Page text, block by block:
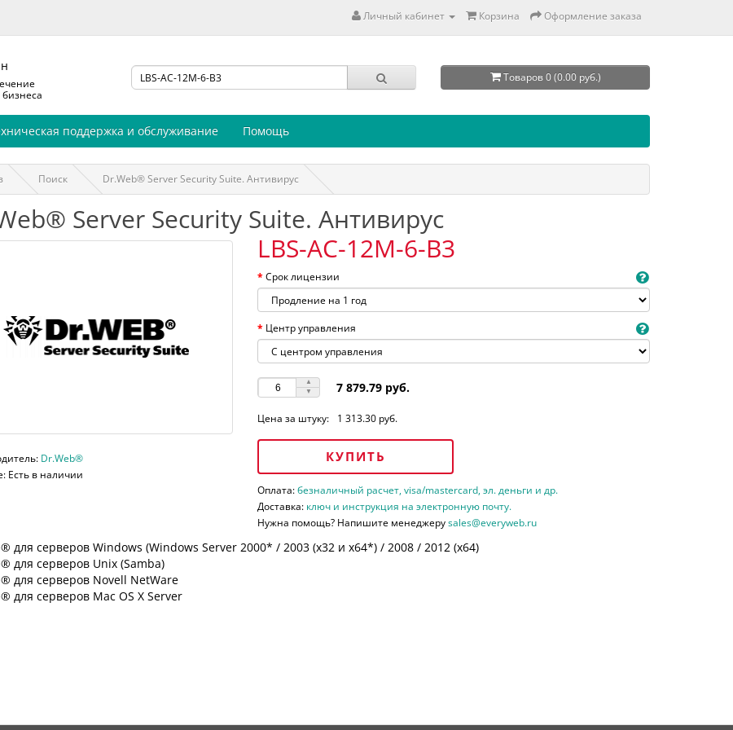
Личный кабинет Корзина Оформление заказа
Товаров 0 (0.00 руб.)
поддержка и обслуживание Помощь
Поиск Dr.Web® Server Security Suite. Антивирус
Server Security Suite. Антивирус
Dr.Web®
Есть в наличии
LBS-AC-12M-6-B3
Срок лицензии
Центр управления
7 879.79 руб.
Цена за штуку: 1 313.30 руб.
КУПИТЬ
Оплата:безналичный расчет, visa/mastercard, эл. деньги и др.
Доставка: ключ и инструкция на электронную почту.
Нужна помощь? Напишите менеджеруsales@everyweb.ru
для серверов Windows (Windows Server 2000* / 2003 (х32 и х64*) / 2008 / 2012 (х64)
для серверов Unix (Samba)
для серверов Novell NetWare
для серверов Mac OS X Server